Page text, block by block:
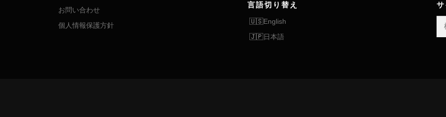
シ
ョ
お問い合わせ
個人情報保護方針
言語切り替え
English
日本語